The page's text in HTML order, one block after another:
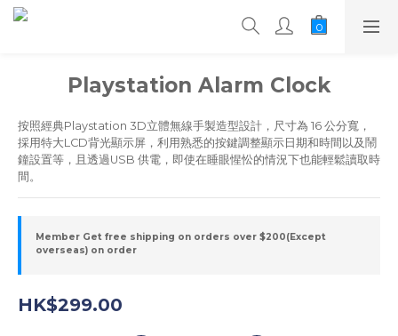
Playstation Alarm Clock
按照經典Playstation 3D立體無線手製造型設計，尺寸為 16 公分寬，
採用特大LCD背光顯示屏，利用熟悉的按鍵調整顯示日期和時間以及鬧
鐘設置等，且透過USB 供電，即使在睡眼惺忪的情況下也能輕鬆讀取時
間。
Member Get free shipping on orders over $200(Except
overseas) on order
HK$299.00